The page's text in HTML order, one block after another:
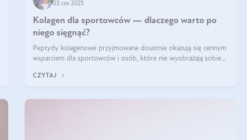
23 cze 2025
Kolagen dla sportowców — dlaczego warto po
niego sięgnąć?
Peptydy kolagenowe przyjmowane doustnie okazują się cennym
wsparciem dla sportowców i osób, które nie wyobrażają sobie
CZYTAJ